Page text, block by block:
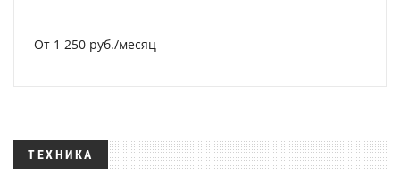
От 1 250 руб./месяц
ТЕХНИКА